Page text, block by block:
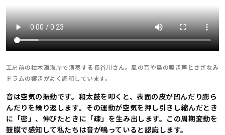
工房前の枯木灘海岸で演奏する長谷川さん。風の音や鳥の鳴き声とさざなみ
ドラムの響きがよく調和しています。
音は空気の振動です。和太鼓を叩くと、表面の皮が凹んだり膨ら
んだりを繰り返します。その運動が空気を押し引きし縮んだとき
に「密」、伸びたときに「疎」を生み出します。この周期変動を
鼓膜で感知して私たちは音が鳴っていると認識します。